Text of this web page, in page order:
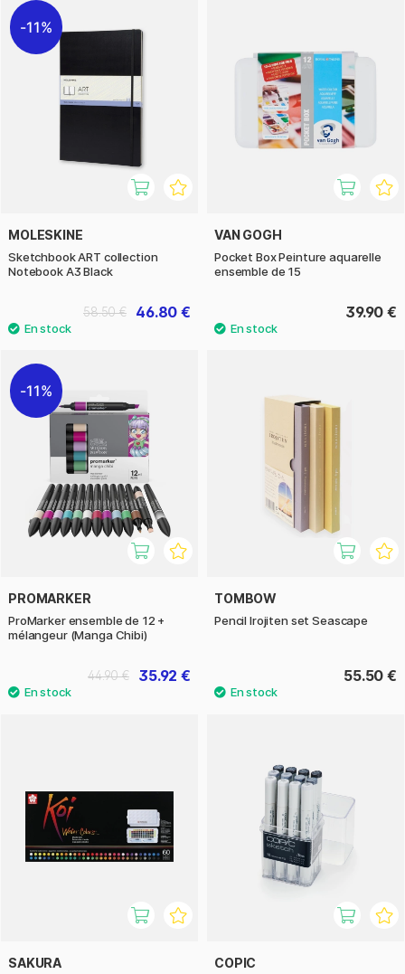
11%
MOLESKINE
Sketchbook ART collection
Notebook A3 Black
46.80 €
58.50 €
VAN GOGH
Pocket Box Peinture aquarelle
ensemble de 15
39.90 €
11%
PROMARKER
ProMarker ensemble de 12 +
mélangeur (Manga Chibi)
35.92 €
44.90 €
TOMBOW
Pencil Irojiten set Seascape
55.50 €
SAKURA COPIC